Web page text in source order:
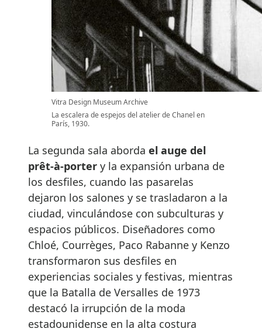
Vitra Design Museum Archive
La escalera de espejos del atelier de Chanel en
París, 1930.
La segunda sala aborda el auge del
prêt-à-porter y la expansión urbana de
los desfiles, cuando las pasarelas
dejaron los salones y se trasladaron a la
ciudad, vinculándose con subculturas y
espacios públicos. Diseñadores como
Chloé, Courrèges, Paco Rabanne y Kenzo
transformaron sus desfiles en
experiencias sociales y festivas, mientras
que la Batalla de Versalles de 1973
destacó la irrupción de la moda
estadounidense en la alta costura